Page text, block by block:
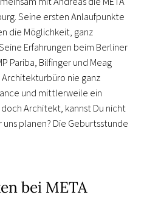
Seine ersten Anlaufpunkte
die Möglichkeit, ganz
Erfahrungen beim Berliner
Pariba, Bilfinger und Meag
nie ganz
und mittlerweile ein
doch Architekt, kannst Du nicht
planen? Die Geburtsstunde
bei META